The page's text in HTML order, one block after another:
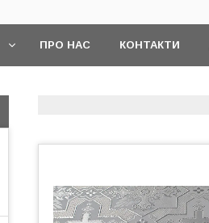
ПРО НАС КОНТАКТИ